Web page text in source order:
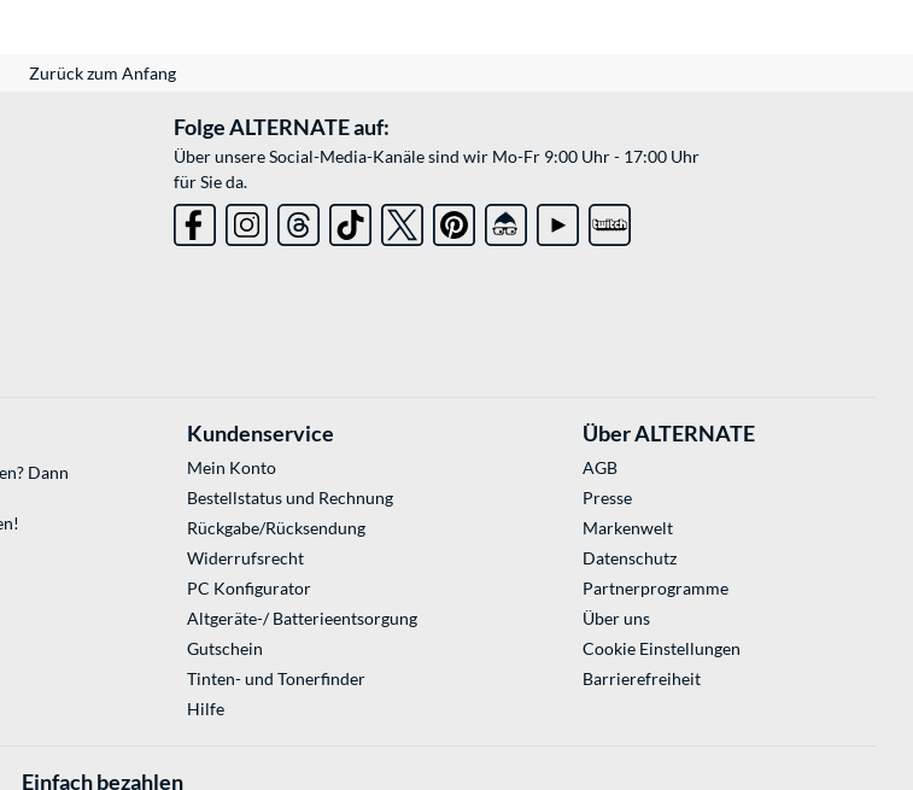
Zurück zum Anfang
Folge ALTERNATE auf:
Über unsere Social-Media-Kanäle sind wir Mo-Fr 9:00 Uhr - 17:00 Uhr
für Sie da.
Dann
Kundenservice
Mein Konto
Bestellstatus und Rechnung
Rückgabe/Rücksendung
Widerrufsrecht
PC Konfigurator
Altgeräte-/ Batterieentsorgung
Gutschein
Tinten- und Tonerfinder
Hilfe
Über ALTERNATE
AGB
Presse
Markenwelt
Datenschutz
Partnerprogramme
Über uns
Cookie Einstellungen
Barrierefreiheit
Einfach bezahlen